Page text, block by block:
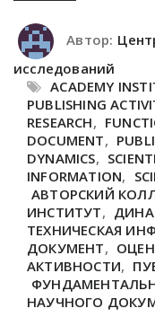
Автор:
исследований
ACADEMY
PUBLISHING
RESEARCH,
DOCUMENT,
DYNAMICS,
INFORMATION,
АВТОРСКИЙ
ИНСТИТУТ,
ТЕХНИЧЕСКАЯ
ДОКУМЕНТ,
АКТИВНОСТИ,
НАУЧНОГО